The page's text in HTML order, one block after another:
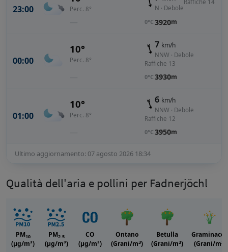
23:00 Perc. 8°
—
N · Debole
Raffiche 14
0°C 3920m
00:00
10°
Perc. 8°
—
7 km/h
NNW · Debole
Raffiche 13
0°C 3930m
01:00
10°
Perc. 8°
—
6 km/h
NNW · Debole
Raffiche 12
0°C 3950m
Ultimo aggiornamento: 07 agosto 2026 18:34
Qualità dell'aria e pollini per Fadnerjöchl
PM10
(μg/m³)
PM2.5
(μg/m³)
CO
(μg/m³)
Ontano
(Grani/m3)
Betulla
(Grani/m3)
Graminacee
(Grani/m3